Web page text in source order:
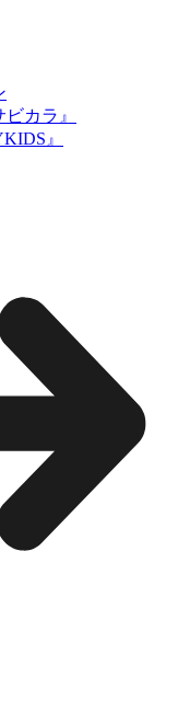
カラ』
』